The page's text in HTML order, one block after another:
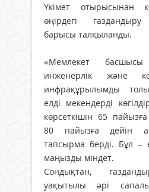
Үкімет отырысынан
өңірдегі
барысы талқыланды.
«Мемлекет басшысы
инженерлік және
инфрақұрылымды
елді мекендерді
көрсеткішін 65
80 пайызға дейін
тапсырма берді. Бұл –
маңызды міндет.
Сондықтан,
уақытылы әрі